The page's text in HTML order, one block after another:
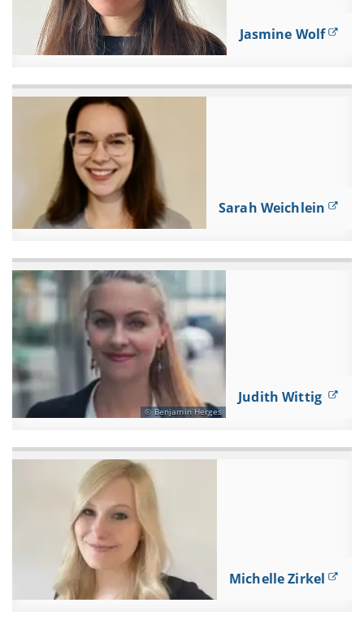
Jasmine Wolf
Sarah Weichlein
Benjamin Herges
Judith Wittig
Michelle Zirkel